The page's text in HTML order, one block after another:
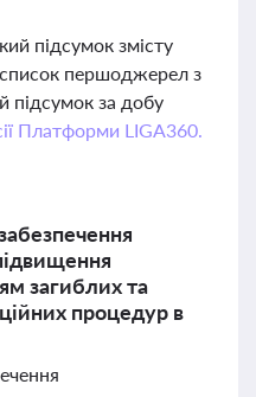
підсумок змісту
першоджерел з
підсумок за добу
Платформи LIGA360.
загиблих та
процедур в